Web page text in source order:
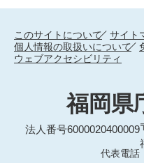
このサイトについて
サイト
個人情報の取扱いについて
ウェブアクセシビリティ
福岡県
法人番号6000020400009
代表電話